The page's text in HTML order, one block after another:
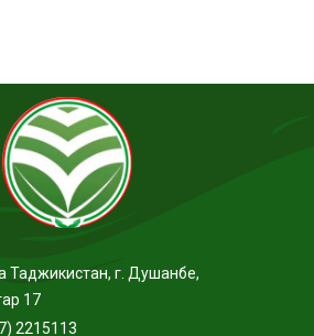
Таджикистан, г. Душанбе,
17
2215113